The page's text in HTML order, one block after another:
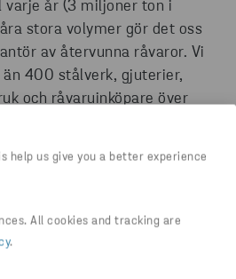
help us give you a better experience
All cookies and tracking are
.
år (3 miljoner ton i
stora volymer gör det oss
av återvunna råvaror. Vi
400 stålverk, gjuterier,
och råvaruinköpare över
på så vis god
hjälper vi dig